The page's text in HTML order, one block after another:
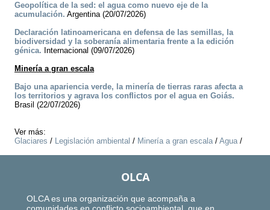
Geopolítica de la sed: el agua como nuevo eje de la
acumulación. Argentina (20/07/2026)
Declaración latinoamericana en defensa de las semillas, la
biodiversidad y la soberanía alimentaria frente a la edición
génica. Internacional (09/07/2026)
Minería a gran escala
Bajo una apariencia verde, la minería de tierras raras afecta a
los territorios y agrava los conflictos por el agua en Goiás.
Brasil (22/07/2026)
Ver más:
Glaciares / Legislación ambiental / Minería a gran escala/ Agua/
OLCA
OLCA es una organización que acompaña a